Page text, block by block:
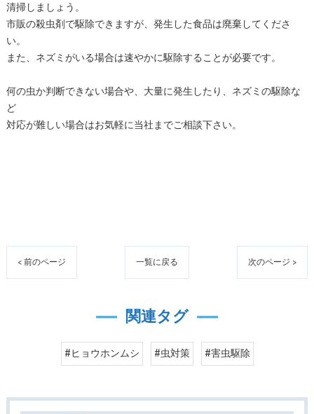
清掃しましょう。
市販の殺虫剤で駆除できますが、発生した食品は廃棄してくださ
い。
また、ネズミがいる場合は速やかに駆除することが必要です。
何の虫か判断できない場合や、大量に発生したり、ネズミの駆除な
ど
対応が難しい場合はお気軽に当社までご相談下さい。
< 前のページ 一覧に戻る 次のページ >
関連タグ
#ヒョウホンムシ #虫対策 #害虫駆除